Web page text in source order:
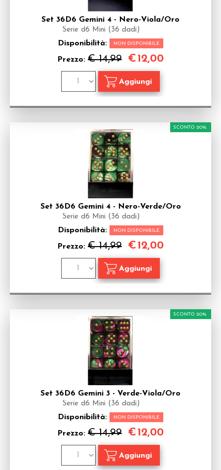
Set 36D6 Gemini 4 - Nero-Viola/Oro
Serie d6 Mini (36 dadi)
Disponibilità: NON DISPONIBILE
Prezzo: € 14,99 €12,00
Set 36D6 Gemini 4 - Nero-Verde/Oro
Serie d6 Mini (36 dadi)
Disponibilità: NON DISPONIBILE
Prezzo: € 14,99
SCONTO 20%
€12,00
Set 36D6 Gemini 3 - Verde-Viola/Oro
Serie d6 Mini (36 dadi)
Disponibilità: NON DISPONIBILE
Prezzo: € 14,99
SCONTO 20%
€12,00